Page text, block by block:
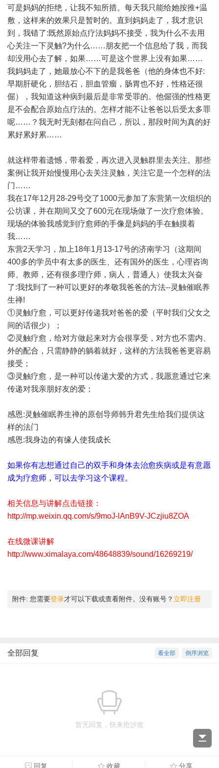
可是妈妈的拒绝，让我不知所措。每天我只能给她按推+温
敷，这样来的效果只是暂时的。直到妈妈走了，我才意识
到，我错了:既然原始点疗法妈妈不接受，我为什么不去用
心关注一下灵触?为什么……朋友把一个信息给了我，而我
却没用心去了解，如果……可是这个世界上没有如果……
我妈妈走了，她最放心不下的是我爸爸（他的身体也不好:
早期肝硬化，胆结石，胆血管瘤，肠胃也不好，性格还很
倔），我知道这种病到最后是非常受罪的。他倔强的性格更
是不会配合原始点疗法的。怎样才能不让爸爸以后受太多罪
呢……？我无时无刻都在问自己，所以，那段时间为真的好
累好累好累……
就这样带着遗憾，带着爱，再次进入灵触群里去关注。那些
案例让我开始慢慢用心去关注灵触，关注它是一个怎样的法
门……
我在17年12月28-29号交了1000元参加了东营第一次组织的
公坊课，并在期间又交了600元在现场做了一次疗愈体验。
现场的体验我感觉到疗愈师的手像是妈妈的手在触摸着
我……
东营2天学习，加上18年1月13-17号的济南学习（这期间
400多的学员中有太多的医生、还有国外的医生，心理咨询
师、教师，还有很多理疗师，病人，普通人）使我太兴奋
了:我找到了一种可以更好的孝敬我爸爸的方法--灵触催眠养
生禅!
①灵触疗愈，可以更好传递我对爸爸的爱（平时我们父女之
间的话很少）；
②灵触疗愈，给对方做起来对方会很享受，对方也不需内、
外的配合，只需静静的躺着就好，这样的方法我爸爸更容易
接受；
③灵触疗愈，是一种可以传递大爱的方式，我愿意通过它来
传递对我亲朋好友的爱；
感恩:灵触催眠养生禅的原创导师韩升君先生给我们提供这
样的法门
感恩:我身边的有缘人使我成长
如果你有志想通过自己的双手和身体去治愈疾病或是有意愿
成为疗愈师，可以去学习这个课程。
相关信息与讲解点击链接：
http://mp.weixin.qq.com/s/9moJ-lAnB9V-JCzjiu8ZOA
在线微课讲解
http://www.ximalaya.com/48648839/sound/16269219/
附件: 您需要登录才可以下载或查看附件。没有账号？ 立即注册
倒序浏览
看全部
全部回复
暂无回复，快来抢沙发
回复 收藏 分享